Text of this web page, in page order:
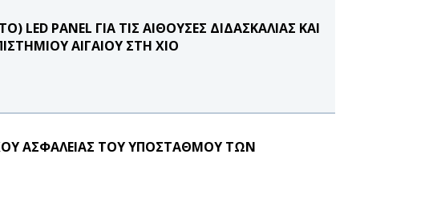
PANEL ΓΙΑ ΤΙΣ ΑΙΘΟΥΣΕΣ ΔΙΔΑΣΚΑΛΙΑΣ ΚΑΙ
ΑΙΓΑΙΟΥ ΣΤΗ ΧΙΟ
ΑΣΦΑΛΕΙΑΣ ΤΟΥ ΥΠΟΣΤΑΘΜΟΥ ΤΩΝ